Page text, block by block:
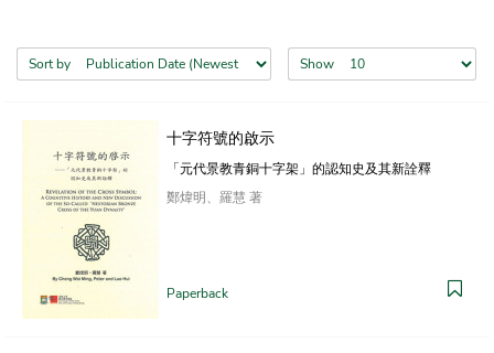
Sort by Show
十字符號的啟示
「元代景教青銅十字架」的認知史及其新詮釋
鄭煒明、羅慧 著
Paperback